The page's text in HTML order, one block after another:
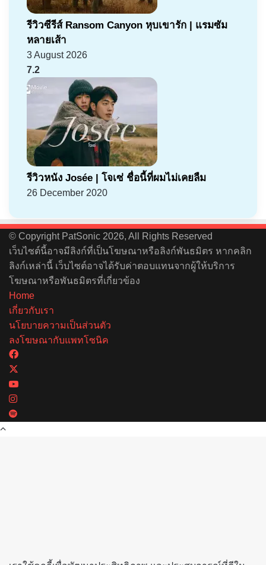
รีวิวซีรีส์ Ransom Canyon หุบเขารัก | แรมซัม
หลายเส้า
3 August 2026
7.2
รีวิวหนัง Josée | โจเซ่ ชื่อนี้ที่ผมไม่เคยลืม
26 December 2020
© Copyright PatSonic 2026, All Rights Reserved
เว็บไซต์นี้อาจมีลิงก์ที่เป็นโฆษณาหรือลิงก์พันธมิตร หากคลิก
ลิงก์เหล่านี้ เว็บไซต์อาจได้รับค่าตอบแทนจากผู้ให้บริการ
โฆษณาหรือพันธมิตรที่เกี่ยวข้อง
Home
เกี่ยวกับเรา
นโยบายความเป็นส่วนตัว
ลงโฆษณากับแพทโซนิค